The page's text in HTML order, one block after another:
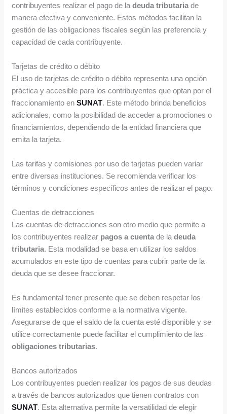
contribuyentes realizar el pago de ladeuda tributaria de
manera efectiva y conveniente. Estos métodos facilitan la
gestión de las obligaciones fiscales según las preferencia y
capacidad de cada contribuyente.
Tarjetas de crédito o débito
El uso de tarjetas de crédito o débito representa una opción
práctica y accesible para los contribuyentes que optan por el
fraccionamiento enSUNAT. Este método brinda beneficios
adicionales, como la posibilidad de acceder a promociones o
financiamientos, dependiendo de la entidad financiera que
emita la tarjeta.
Las tarifas y comisiones por uso de tarjetas pueden variar
entre diversas instituciones. Se recomienda verificar los
términos y condiciones específicos antes de realizar el pago.
Cuentas de detracciones
Las cuentas de detracciones son otro medio que permite a
los contribuyentes realizar pagos a cuenta de ladeuda
tributaria. Esta modalidad se basa en utilizar los saldos
acumulados en este tipo de cuentas para cubrir parte de la
deuda que se desee fraccionar.
Es fundamental tener presente que se deben respetar los
límites establecidos conforme a la normativa vigente.
Asegurarse de que el saldo de la cuenta esté disponible y se
utilice correctamente puede facilitar el cumplimiento de las
obligaciones tributarias.
Bancos autorizados
Los contribuyentes pueden realizar los pagos de sus deudas
a través de bancos autorizados que tienen contratos con
SUNAT. Esta alternativa permite la versatilidad de elegir